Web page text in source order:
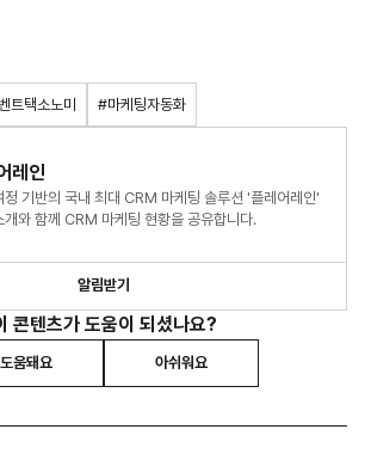
트택소노미 #마케팅자동화
레인
정 기반의 국내 최대 CRM 마케팅 솔루션 '플레어레인'
개와 함께 CRM 마케팅 현황을 공유합니다.
알림받기
콘텐츠가 도움이 되셨나요?
도움돼요 아쉬워요